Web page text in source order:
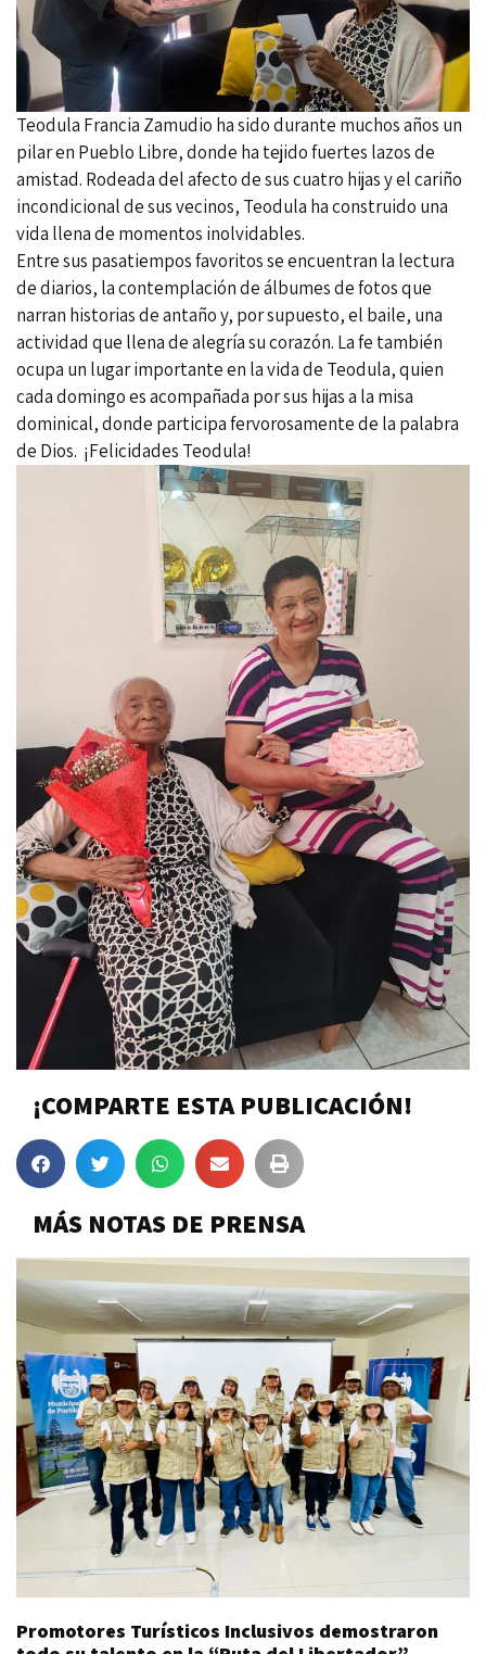
Teodula Francia Zamudio ha sido durante muchos años un
pilar en Pueblo Libre, donde ha tejido fuertes lazos de
amistad. Rodeada del afecto de sus cuatro hijas y el cariño
incondicional de sus vecinos, Teodula ha construido una
vida llena de momentos inolvidables.
Entre sus pasatiempos favoritos se encuentran la lectura
de diarios, la contemplación de álbumes de fotos que
narran historias de antaño y, por supuesto, el baile, una
actividad que llena de alegría su corazón. La fe también
ocupa un lugar importante en la vida de Teodula, quien
cada domingo es acompañada por sus hijas a la misa
dominical, donde participa fervorosamente de la palabra
de Dios. ¡Felicidades Teodula!
¡COMPARTE ESTA PUBLICACIÓN!
MÁS NOTAS DE PRENSA
Promotores Turísticos Inclusivos demostraron